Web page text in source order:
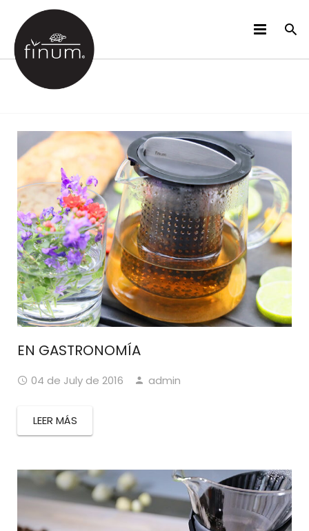
PRODUCTOS
VIDEOS
IDIOMAS
EN GASTRONOMÍA
04 de July de 2016 admin
LEER MÁS